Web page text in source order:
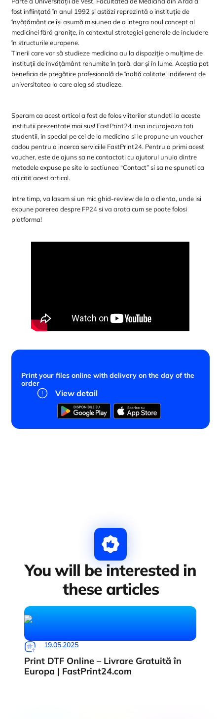
fost înființată în anul 1992 și astăzi reprezintă o instituție de
învățământ ce își asumă misiunea de a integra noul concept al
medicinei fără granițe, în contextul strategiei generale de includere
în structurile europene.
Tinerii care vor să studieze medicina au la dispoziție o mulțime de
instituții de învățământ renumite în țară, dar și în lume. Aceștia pot
beneficia de pregătire profesională de înaltă calitate, indiferent de
universitatea la care aleg să studieze.
Speram ca acest articol a fost de folos viitorilor stundeti la aceste
institutii prezentate mai sus! FastPrint24 insa incurajeaza toti
studentii, in special pe cei de la medicina si le propune un voucher
cadou pentru a incerca serviciile FastPrint24. Pentru a primi acest
voucher, este de ajuns sa ne contactati cu ajutorul unuia dintre
metodele expuse pe site la sectiunea “Contact” si sa ne spuneti ca
ati citit acest articol.
Intre timp, va lasam si un mic ghid-review de la o clienta, unde isi
expune parerea despre FP24 si va arata cum se poate folosi
platforma!
Print your files online with delivery on the day of the
order
View detail
You will be interested in
these articles
19.05.2025
Print DTF Online – Livrare Gratuită în
Europa | FastPrint24.com